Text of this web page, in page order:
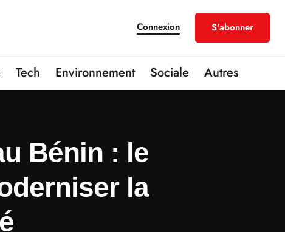
Connexion S'abonner
Tech Environnement Sociale Autres
Bénin : le
la